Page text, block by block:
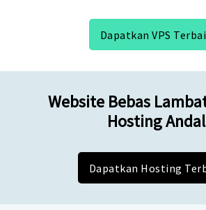
Dapatkan VPS
Website Bebas
Hosting Andal
Dapatkan Hosting